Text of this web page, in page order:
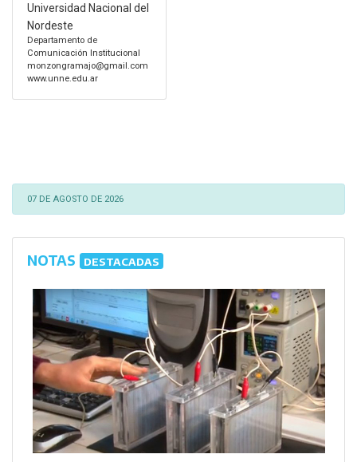
Universidad Nacional del
Nordeste
Departamento de
Comunicación Institucional
monzongramajo@gmail.com
www.unne.edu.ar
07 DE AGOSTO DE 2026
NOTAS DESTACADAS